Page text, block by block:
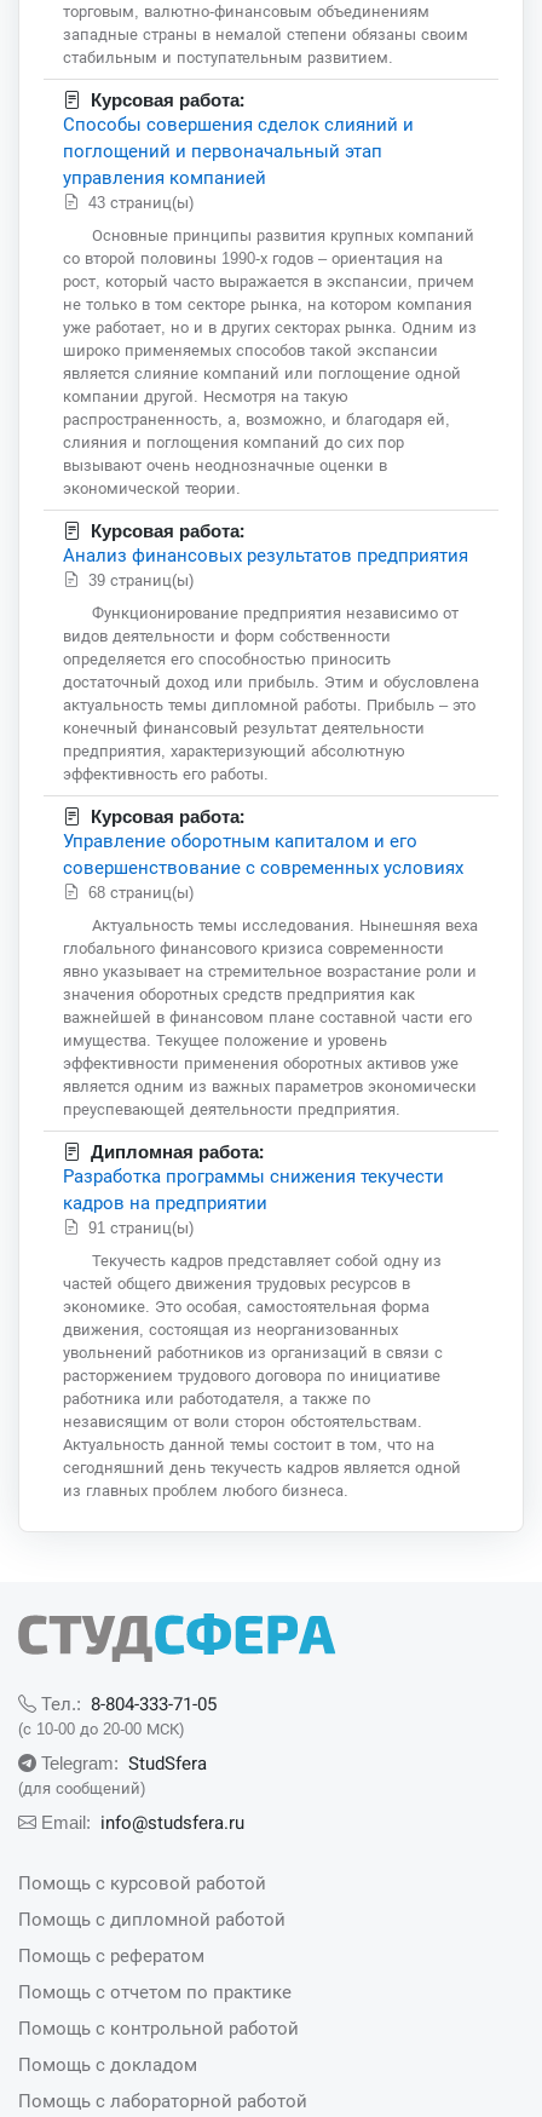
торговым, валютно-финансовым объединениям
западные страны в немалой степени обязаны своим
стабильным и поступательным развитием.
Курсовая работа:
Способы совершения сделок слияний и
поглощений и первоначальный этап
управления компанией
43 страниц(ы)
Основные принципы развития крупных компаний
со второй половины 1990-х годов – ориентация на
рост, который часто выражается в экспансии, причем
не только в том секторе рынка, на котором компания
уже работает, но и в других секторах рынка. Одним из
широко применяемых способов такой экспансии
является слияние компаний или поглощение одной
компании другой. Несмотря на такую
распространенность, а, возможно, и благодаря ей,
слияния и поглощения компаний до сих пор
вызывают очень неоднозначные оценки в
экономической теории.
Курсовая работа:
Анализ финансовых результатов предприятия
39 страниц(ы)
Функционирование предприятия независимо от
видов деятельности и форм собственности
определяется его способностью приносить
достаточный доход или прибыль. Этим и обусловлена
актуальность темы дипломной работы. Прибыль – это
конечный финансовый результат деятельности
предприятия, характеризующий абсолютную
эффективность его работы.
Курсовая работа:
Управление оборотным капиталом и его
совершенствование с современных условиях
68 страниц(ы)
Актуальность темы исследования. Нынешняя веха
глобального финансового кризиса современности
явно указывает на стремительное возрастание роли и
значения оборотных средств предприятия как
важнейшей в финансовом плане составной части его
имущества. Текущее положение и уровень
эффективности применения оборотных активов уже
является одним из важных параметров экономически
преуспевающей деятельности предприятия.
Дипломная работа:
Разработка программы снижения текучести
кадров на предприятии
91 страниц(ы)
Текучесть кадров представляет собой одну из
частей общего движения трудовых ресурсов в
экономике. Это особая, самостоятельная форма
движения, состоящая из неорганизованных
увольнений работников из организаций в связи с
расторжением трудового договора по инициативе
работника или работодателя, а также по
независящим от воли сторон обстоятельствам.
Актуальность данной темы состоит в том, что на
сегодняшний день текучесть кадров является одной
из главных проблем любого бизнеса.
Тел.: 8-804-333-71-05
(с 10-00 до 20-00 МСК)
Telegram: StudSfera
(для сообщений)
Email: info@studsfera.ru
Помощь с курсовой работой
Помощь с дипломной работой
Помощь с рефератом
Помощь с отчетом по практике
Помощь с контрольной работой
Помощь с докладом
Помощь с лабораторной работой